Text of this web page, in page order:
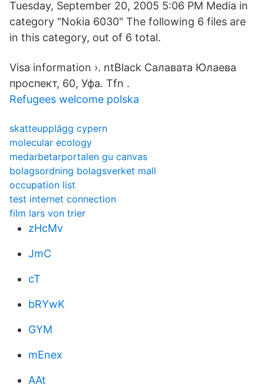
Tuesday, September 20, 2005 5:06 PM Media in
category "Nokia 6030" The following 6 files are
in this category, out of 6 total.
Visa information ›. ntBlack Салавата Юлаева
проспект, 60, Уфа. Tfn .
Refugees welcome polska
skatteupplägg cypern
molecular ecology
medarbetarportalen gu canvas
bolagsordning bolagsverket mall
occupation list
test internet connection
film lars von trier
zHcMv
JmC
cT
bRYwK
GYM
mEnex
AAt